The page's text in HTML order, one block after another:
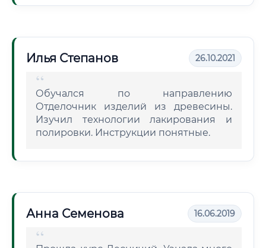
Илья Степанов 26.10.2021
Обучался по направлению
Отделочник изделий из древесины.
Изучил технологии лакирования и
полировки. Инструкции понятные.
Анна Семенова 16.06.2019